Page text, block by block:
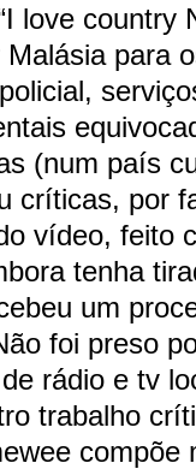
love country
Malásia para
(num país
críticas, por
vídeo, feito
tenha
um
foi preso
rádio e tv
trabalho